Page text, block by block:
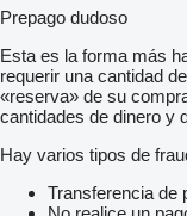
Prepago dudoso
Esta es la forma más
requerir una cantidad
«reserva» de su
cantidades de dinero y
Hay varios tipos de
Transferencia de